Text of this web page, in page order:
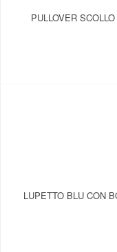
PULLOVER
LUPETTO BLU CON